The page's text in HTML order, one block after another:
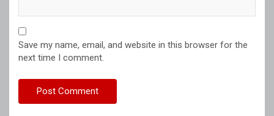
Save my name, email, and website in this browser for the
next time I comment.